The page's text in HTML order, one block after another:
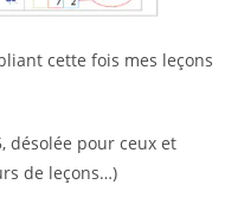
cette fois mes leçons
désolée pour ceux et
de leçons…)